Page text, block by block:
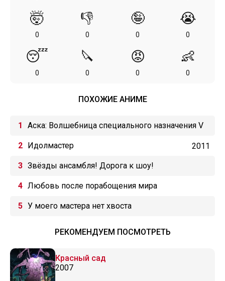
🤯
0
👎
0
🤪
0
😭
0
😴
0
🔪
0
😡
0
👶
0
ПОХОЖИЕ АНИМЕ
Аска: Волшебница специального назначения V
Идолмастер 2011
Звёзды ансамбля! Дорога к шоу!
Любовь после порабощения мира
У моего мастера нет хвоста
РЕКОМЕНДУЕМ ПОСМОТРЕТЬ
Красный сад
2007